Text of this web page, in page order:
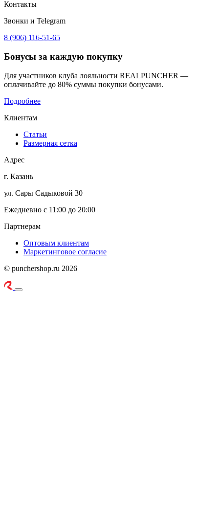
Контакты
Звонки и Telegram
8 (906) 116-51-65
Бонусы за каждую покупку
Для участников клуба лояльности REALPUNCHER —
оплачивайте до 80% суммы покупки бонусами.
Подробнее
Клиентам
Статьи
Размерная сетка
Адрес
г. Казань
ул. Сары Садыковой 30
Ежедневно с 11:00 до 20:00
Партнерам
Оптовым клиентам
Маркетинговое согласие
© punchershop.ru 2026